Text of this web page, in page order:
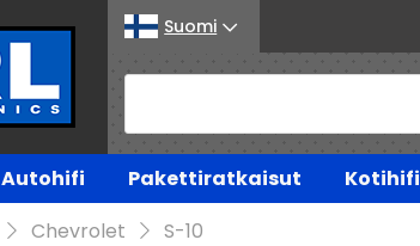
Suomi
Autohifi Pakettiratkaisut Kotihifi
Chevrolet S-10